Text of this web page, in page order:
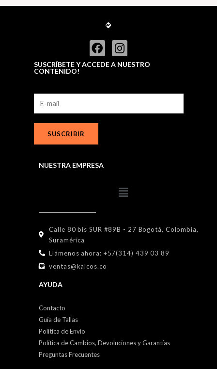
o
SUSCRÍBETE Y ACCEDE A NUESTRO
CONTENIDO!
SUSCRIBIR
NUESTRA EMPRESA
Calle 80 bis SUR #89B - 27 Bogotá, Colombia,
Suramérica
Llámenos ahora: +57(314) 439 03 89
ventas@kalcos.co
AYUDA
Contacto
Guía de Tallas
Política de Envío
Política de Cambios, Devoluciones y Garantías
Preguntas Frecuentes